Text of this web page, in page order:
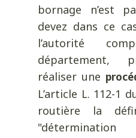
bornage n’est
devez dans ce
l’autorité
département,
réaliser une
L’article L. 112-1
routière la